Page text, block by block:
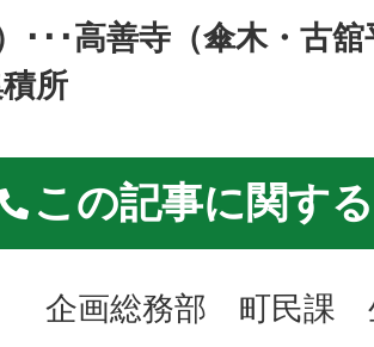
･･･高善寺（傘木・古
所
この記事に関す
企画総務部 町民課